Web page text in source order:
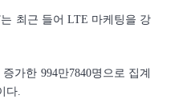
최근 들어 LTE 마케팅을 강
가한 994만7840명으로 집계
다.